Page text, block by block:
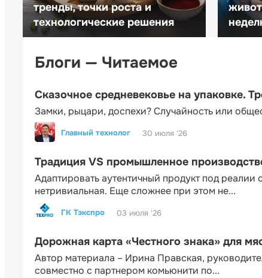
тренды, точки роста и
технологические решения
Блоги — Читаемое
Сказочное средневековье на упаковке.
Замки, рыцари, доспехи? Случайность или
Главный технолог 30 июля '26
Традиция VS промышленное
Адаптировать аутентичный продукт под
нетривиальная. Еще сложнее при этом не...
ГК Тэкспро 03 июля '26
Дорожная карта «Честного знака» для
Автор материала – Ирина Правская,
совместно с партнером комьюнити по...